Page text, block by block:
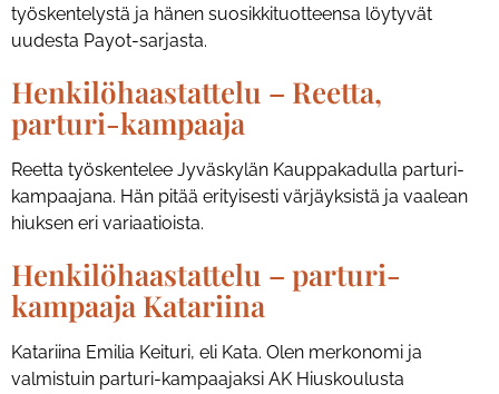
työskentelystä ja hänen suosikkituotteensa löytyvät
uudesta Payot-sarjasta.
Henkilöhaastattelu – Reetta,
parturi-kampaaja
Reetta työskentelee Jyväskylän Kauppakadulla parturi-
kampaajana. Hän pitää erityisesti värjäyksistä ja vaalean
hiuksen eri variaatioista.
Henkilöhaastattelu – parturi-
kampaaja Katariina
Katariina Emilia Keituri, eli Kata. Olen merkonomi ja
valmistuin parturi-kampaajaksi AK Hiuskoulusta